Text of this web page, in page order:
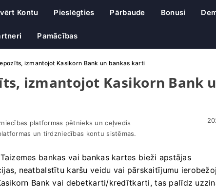
Kontu Pieslēgties Pārbaude Bonusi
Pamācības
izmantojot Kasikorn Bank un bankas karti
izmantojot Kasikorn Bank
platformas pētnieks un ceļvedis
un tirdzniecības kontu sistēmas.
bankas vai bankas kartes bieži apstājas
neatbalstītu karšu veidu vai pārskaitījumu
Bank vai debetkarti/kredītkarti, tas palīdz